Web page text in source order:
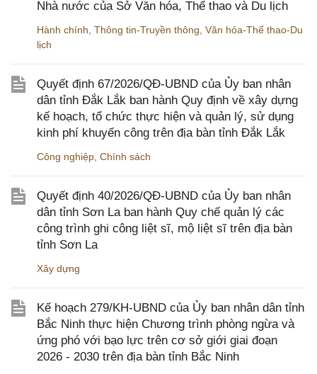
Nhà nước của Sở Văn hóa, Thể thao và Du lịch
Hành chính Thông tin-Truyền thông Văn hóa-Thể thao-Du
lịch
Quyết định 67/2026/QĐ-UBND của Ủy ban nhân
dân tỉnh Đắk Lắk ban hành Quy định về xây dựng
kế hoạch, tổ chức thực hiện và quản lý, sử dụng
kinh phí khuyến công trên địa bàn tỉnh Đắk Lắk
Công nghiệp Chính sách
Quyết định 40/2026/QĐ-UBND của Ủy ban nhân
dân tỉnh Sơn La ban hành Quy chế quản lý các
công trình ghi công liệt sĩ, mộ liệt sĩ trên địa bàn
tỉnh Sơn La
Xây dựng
Kế hoạch 279/KH-UBND của Ủy ban nhân dân tỉnh
Bắc Ninh thực hiện Chương trình phòng ngừa và
ứng phó với bạo lực trên cơ sở giới giai đoạn
2026 - 2030 trên địa bàn tỉnh Bắc Ninh